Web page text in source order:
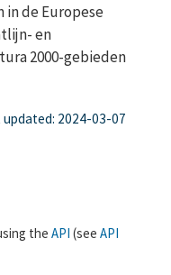
de Europese
en
2000-gebieden
updated: 2024-03-07
the API (see API